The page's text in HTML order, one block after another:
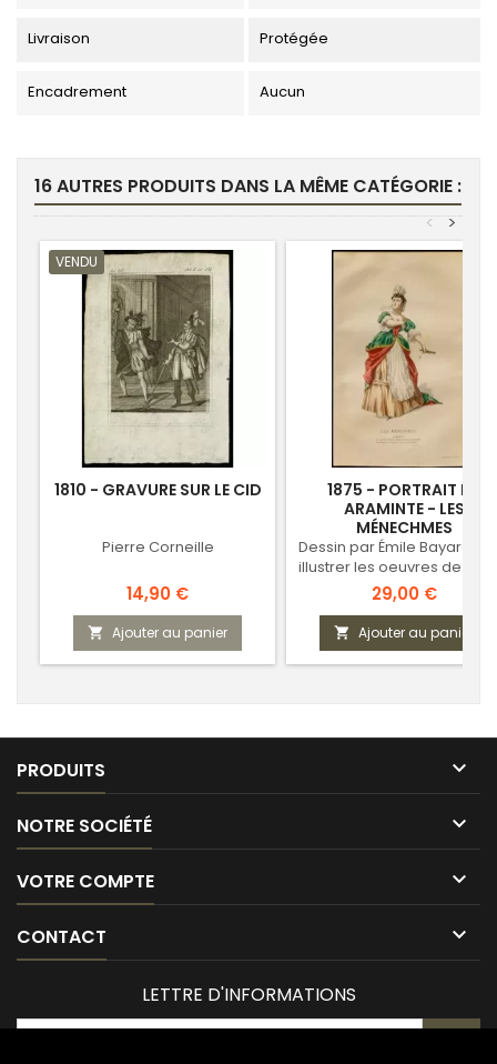
Livraison Protégée
Encadrement Aucun
16 AUTRES PRODUITS DANS LA MÊME CATÉGORIE :
>
<
VENDU
1810 - GRAVURE SUR LE CID
Pierre Corneille
Prix
14,90 €
 Ajouter au panier
1875 - PORTRAIT DE
ARAMINTE - LES
MÉNECHMES
Dessin par Émile Bayard
illustrer les oeuvres de
François Regnard
Prix
29,00 €
 Ajouter au panier
PRODUITS 
NOTRE SOCIÉTÉ 
VOTRE COMPTE 
CONTACT 
LETTRE D'INFORMATIONS